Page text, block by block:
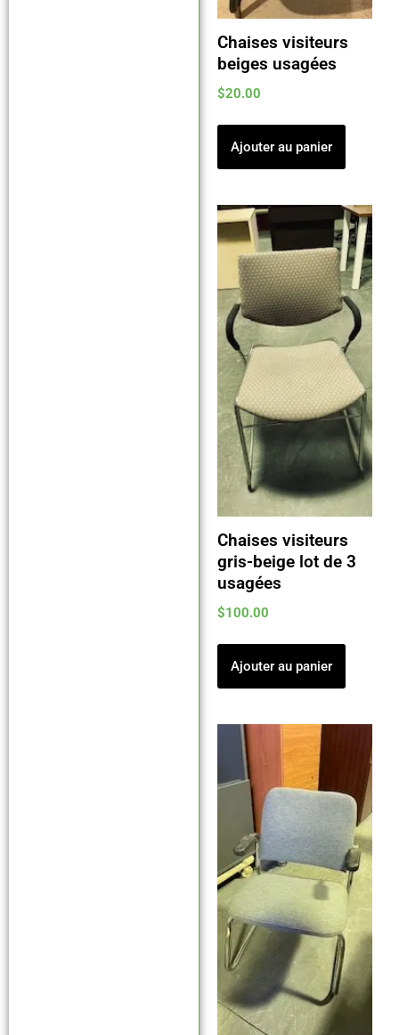
Chaises visiteurs
beiges usagées
$20.00
Ajouter au panier
Chaises visiteurs
gris-beige lot de 3
usagées
$100.00
Ajouter au panier